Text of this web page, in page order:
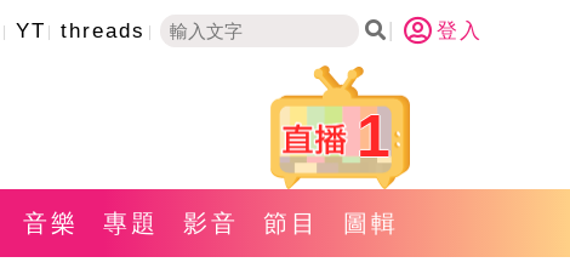
YT threads 登入
1
音樂 專題 影音 節目 圖輯